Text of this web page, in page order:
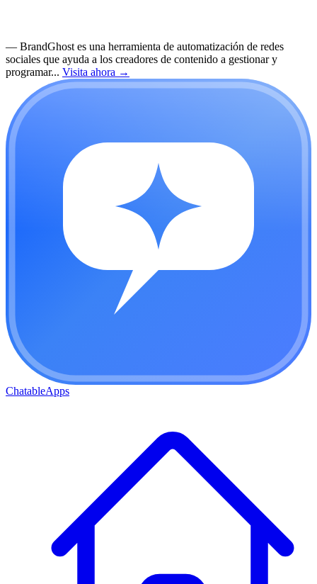
— BrandGhost es una herramienta de automatización de redes
sociales que ayuda a los creadores de contenido a gestionar y
programar... Visita ahora →
ChatableApps